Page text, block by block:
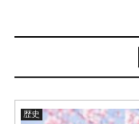
歴史